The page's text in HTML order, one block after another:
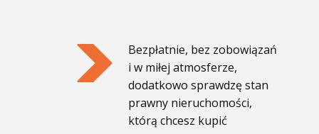
Bezpłatnie, bez zobowiązań
i w miłej atmosferze,
dodatkowo sprawdzę stan
prawny nieruchomości,
którą chcesz kupić